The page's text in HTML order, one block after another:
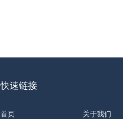
快速链接
首页 关于我们